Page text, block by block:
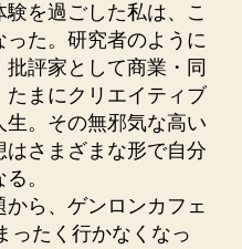
を過ごした私は、こ
た。研究者のように
評家として商業・同
たまにクリエイティブ
。その無邪気な高い
さまざまな形で自分
。
ら、ゲンロンカフェ
ったく行かなくなっ